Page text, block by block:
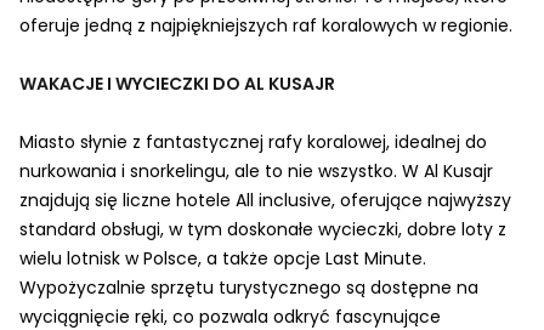
oferuje jedną z najpiękniejszych raf koralowych w regionie.
WAKACJE I WYCIECZKI DO AL KUSAJR
Miasto słynie z fantastycznej rafy koralowej, idealnej do
nurkowania i snorkelingu, ale to nie wszystko. W Al Kusajr
znajdują się liczne hotele All inclusive, oferujące najwyższy
standard obsługi, w tym doskonałe wycieczki, dobre loty z
wielu lotnisk w Polsce, a także opcje Last Minute.
Wypożyczalnie sprzętu turystycznego są dostępne na
wyciągnięcie ręki, co pozwala odkryć fascynujące